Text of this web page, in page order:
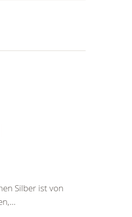
Silber ist von